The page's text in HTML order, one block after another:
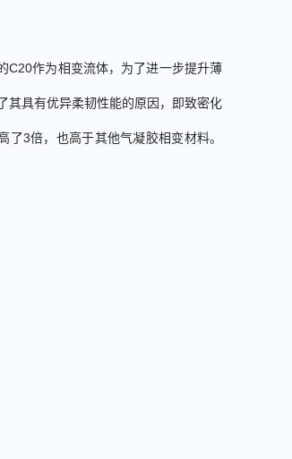
C20作为相变流体，为了进一步提升薄
其具有优异柔韧性能的原因，即致密化
了3倍，也高于其他气凝胶相变材料。